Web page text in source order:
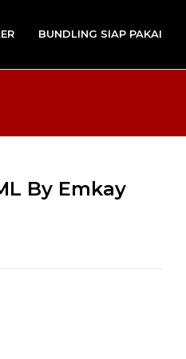
BUNDLING SIAP PAKAI
By Emkay